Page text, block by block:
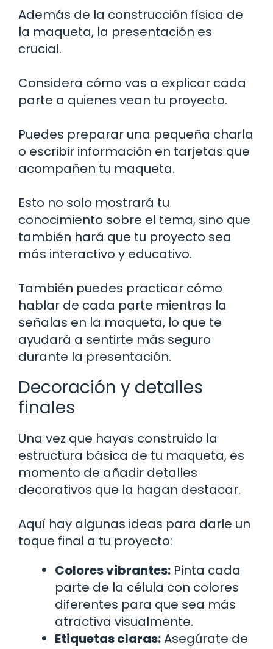
Además de la construcción física de
la maqueta, la presentación es
crucial.
Considera cómo vas a explicar cada
parte a quienes vean tu proyecto.
Puedes preparar una pequeña charla
o escribir información en tarjetas que
acompañen tu maqueta.
Esto no solo mostrará tu
conocimiento sobre el tema, sino que
también hará que tu proyecto sea
más interactivo y educativo.
También puedes practicar cómo
hablar de cada parte mientras la
señalas en la maqueta, lo que te
ayudará a sentirte más seguro
durante la presentación.
Decoración y detalles
finales
Una vez que hayas construido la
estructura básica de tu maqueta, es
momento de añadir detalles
decorativos que la hagan destacar.
Aquí hay algunas ideas para darle un
toque final a tu proyecto:
Colores vibrantes: Pinta cada
parte de la célula con colores
diferentes para que sea más
atractiva visualmente.
Etiquetas claras:Asegúrate de